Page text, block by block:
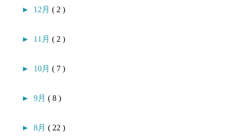
► 12月( 2 )
► 11月( 2 )
► 10月( 7 )
►9月( 8 )
►8月( 22 )